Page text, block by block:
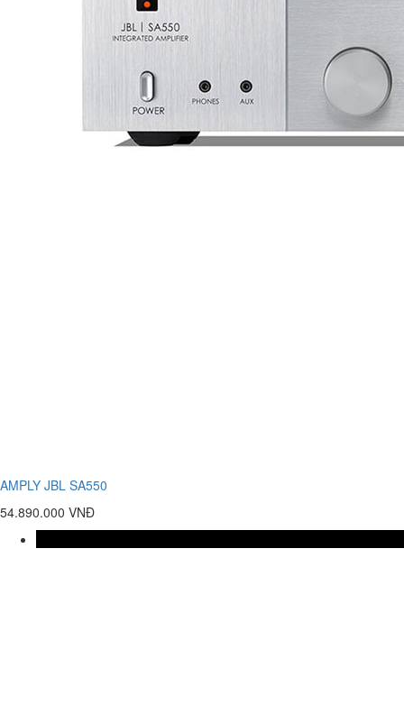
AMPLY JBL SA550
54.890.000 VNĐ